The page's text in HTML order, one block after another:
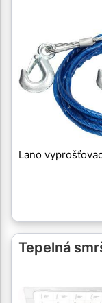
Lano
Tepelná